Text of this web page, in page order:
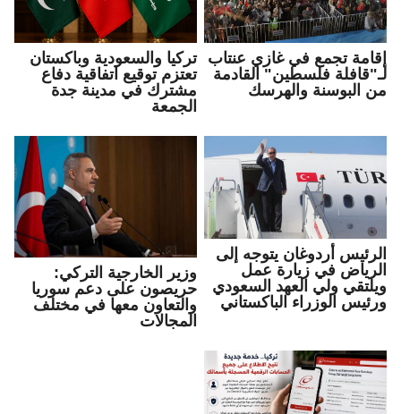
إقامة تجمع في غازي عنتاب
لـ"قافلة فلسطين" القادمة
من البوسنة والهرسك
تركيا والسعودية وباكستان
تعتزم توقيع اتفاقية دفاع
مشترك في مدينة جدة
الجمعة
الرئيس أردوغان يتوجه إلى
الرياض في زيارة عمل
ويلتقي ولي العهد السعودي
ورئيس الوزراء الباكستاني
وزير الخارجية التركي:
حريصون على دعم سوريا
والتعاون معها في مختلف
المجالات